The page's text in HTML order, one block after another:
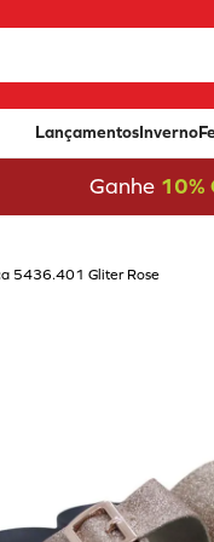
LançamentosInverno
Ganhe 10%
5436.401 Gliter Rose